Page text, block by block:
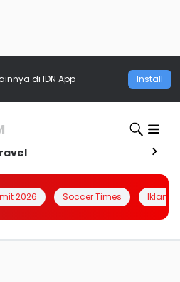
di IDN App Install
2026 Soccer Times Iklanin